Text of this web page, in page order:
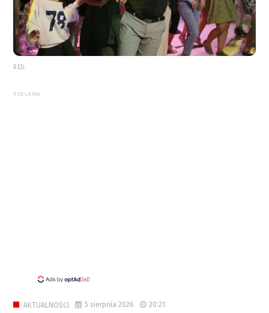
RED.
REKLAMA
AKTUALNOŚCI 5 sierpnia 2026 20:21